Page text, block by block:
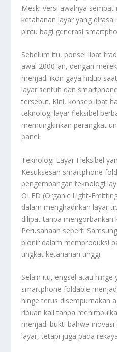
Meski versi awalnya
ketahanan layar yang
pintu bagi generasi
Sebelum itu, ponsel lipat
awal 2000-an, dengan
menjadi ikon gaya hidup
layar sentuh dan
tersebut. Kini, konsep lipat
teknologi layar fleksibel
memungkinkan perangkat
panel.
Teknologi Layar Fleksibel
Kesuksesan smartphone
pengembangan teknologi
OLED (Organic Light-
dalam menghadirkan layar
dilipat tanpa mengorbankan
Perusahaan seperti
pionir dalam memproduksi
tingkat ketahanan tinggi.
Selain itu, engsel atau hinge
smartphone foldable
hinge terus disempurnakan
ribuan kali tanpa
menjadi bukti bahwa
layar, tetapi juga pada